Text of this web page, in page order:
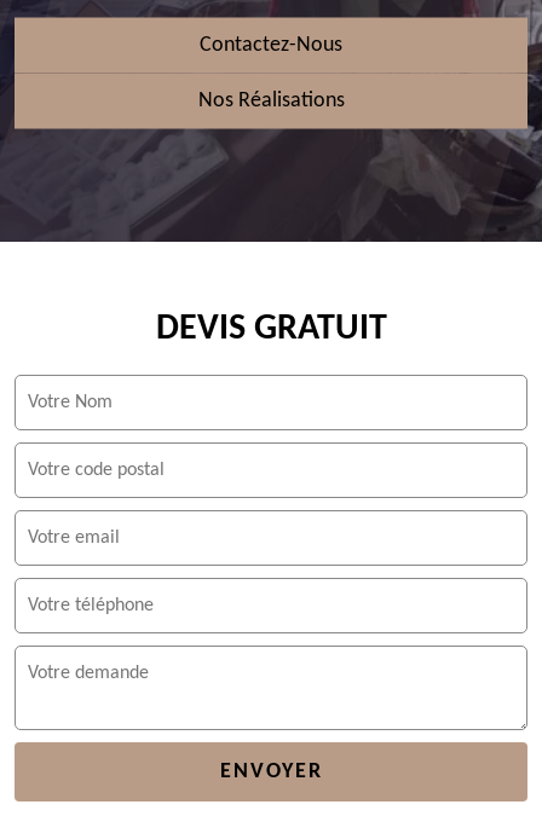
Contactez-Nous
Nos Réalisations
DEVIS GRATUIT